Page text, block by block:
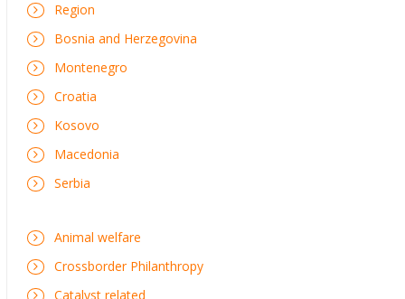
Region
Bosnia and Herzegovina
Montenegro
Croatia
Kosovo
Macedonia
Serbia
Animal welfare
Crossborder Philanthropy
Catalyst related